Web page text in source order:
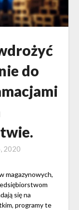
do
2020
magazynowych,
się na
programy te